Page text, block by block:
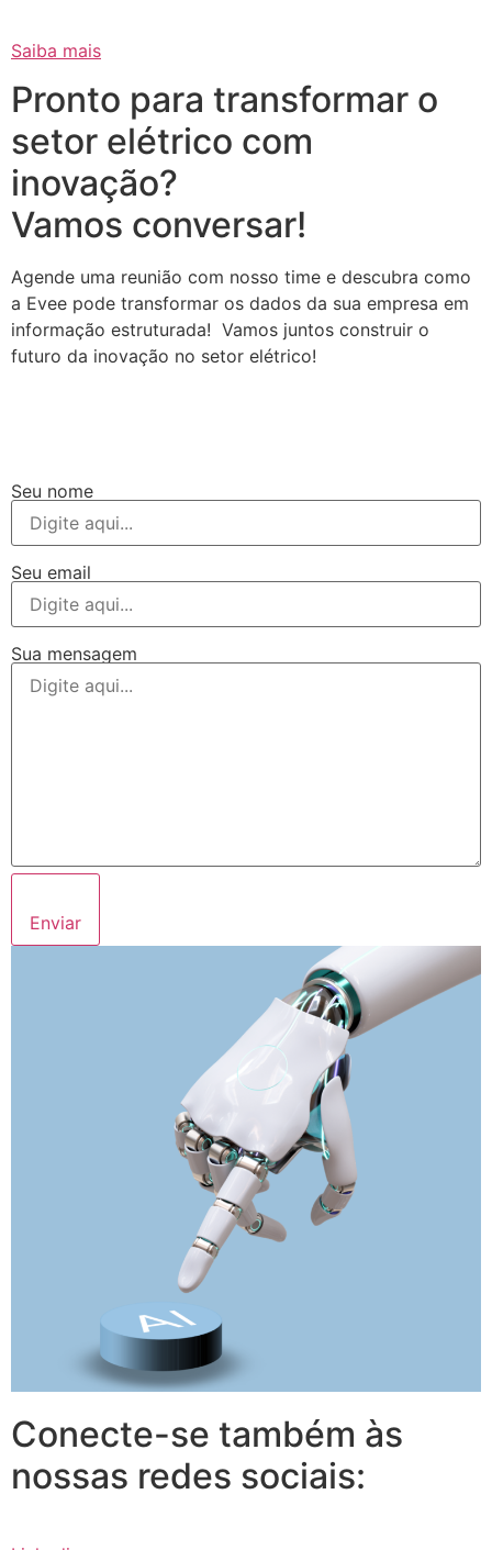
Saiba mais
Pronto para transformar o
setor elétrico com
inovação?
Vamos conversar!
Agende uma reunião com nosso time e descubra como
a Evee pode transformar os dados da sua empresa em
informação estruturada! Vamos juntos construir o
futuro da inovação no setor elétrico!
Seu nome
Seu email
Sua mensagem
Enviar
Conecte-se também às
nossas redes sociais: